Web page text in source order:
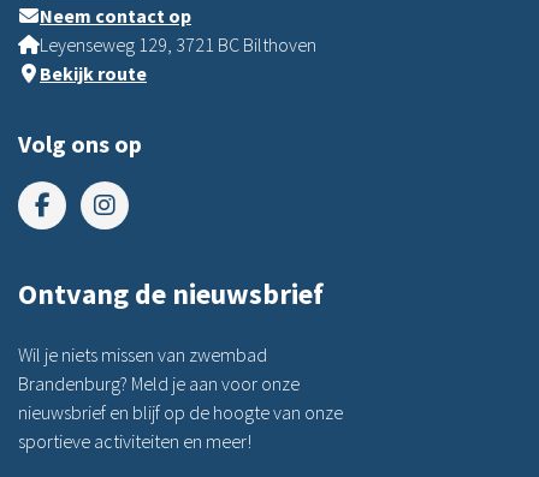
Neem contact op
Leyenseweg 129, 3721 BC Bilthoven
Bekijk route
Volg ons op
Ontvang de nieuwsbrief
Wil je niets missen van zwembad
Brandenburg? Meld je aan voor onze
nieuwsbrief en blijf op de hoogte van onze
sportieve activiteiten en meer!